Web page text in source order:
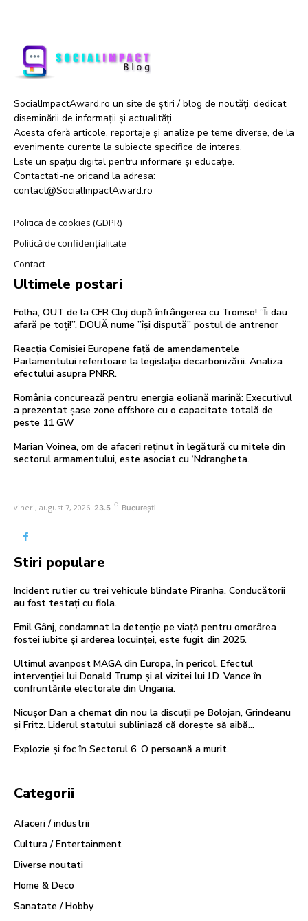
SocialImpactAward.ro un site de știri / blog de noutăți, dedicat
diseminării de informații și actualități.
Acesta oferă articole, reportaje și analize pe teme diverse, de la
evenimente curente la subiecte specifice de interes.
Este un spațiu digital pentru informare și educație.
Contactati-ne oricand la adresa:
contact@SocialImpactAward.ro
Politica de cookies (GDPR)
Politică de confidențialitate
Contact
Ultimele postari
Folha, OUT de la CFR Cluj după înfrângerea cu Tromso! ”Îi dau
afară pe toți!”. DOUĂ nume ”își dispută” postul de antrenor
Reacția Comisiei Europene față de amendamentele
Parlamentului referitoare la legislația decarbonizării. Analiza
efectului asupra PNRR.
România concurează pentru energia eoliană marină: Executivul
a prezentat șase zone offshore cu o capacitate totală de
peste 11 GW
Marian Voinea, om de afaceri reținut în legătură cu mitele din
sectorul armamentului, este asociat cu ‘Ndrangheta.
vineri, august 7, 2026 23.5 C București
Stiri populare
Incident rutier cu trei vehicule blindate Piranha. Conducătorii
au fost testați cu fiola.
Emil Gânj, condamnat la detenție pe viață pentru omorârea
fostei iubite și arderea locuinței, este fugit din 2025.
Ultimul avanpost MAGA din Europa, în pericol. Efectul
intervenției lui Donald Trump și al vizitei lui J.D. Vance în
confruntările electorale din Ungaria.
Nicușor Dan a chemat din nou la discuții pe Bolojan, Grindeanu
și Fritz. Liderul statului subliniază că dorește să aibă…
Explozie și foc în Sectorul 6. O persoană a murit.
Categorii
Afaceri / industrii
Cultura / Entertainment
Diverse noutati
Home & Deco
Sanatate / Hobby